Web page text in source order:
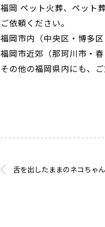
福岡 ペット火葬、ペット
ご依頼ください。
福岡市内（中央区・博多
福岡市近郊（那珂川市・
その他の福岡県内にも、ご
舌を出したままのネコちゃん